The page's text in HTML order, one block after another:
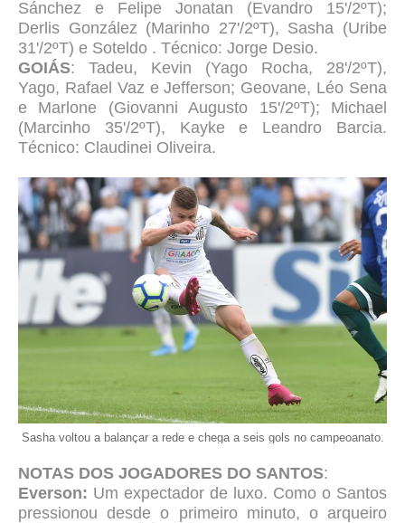
Sánchez e Felipe Jonatan (Evandro 15'/2ºT);
Derlis González (Marinho 27'/2ºT), Sasha (Uribe
31'/2ºT) e Soteldo . Técnico: Jorge Desio.
GOIÁS: Tadeu, Kevin (Yago Rocha, 28'/2ºT),
Yago, Rafael Vaz e Jefferson; Geovane, Léo Sena
e Marlone (Giovanni Augusto 15'/2ºT); Michael
(Marcinho 35'/2ºT), Kayke e Leandro Barcia.
Técnico: Claudinei Oliveira.
Sasha voltou a balançar a rede e chega a seis gols no campeoanato.
NOTAS DOS JOGADORES DO SANTOS:
Everson: Um expectador de luxo. Como o Santos
pressionou desde o primeiro minuto, o arqueiro